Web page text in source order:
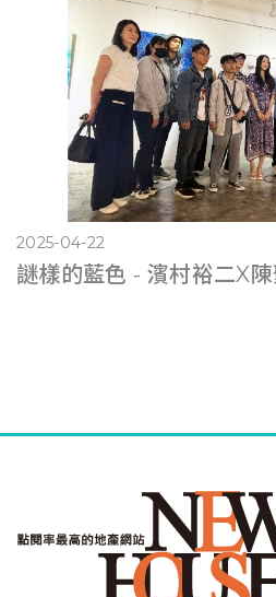
2025-04-22
謎樣的藍色 - 濱村裕二X陳